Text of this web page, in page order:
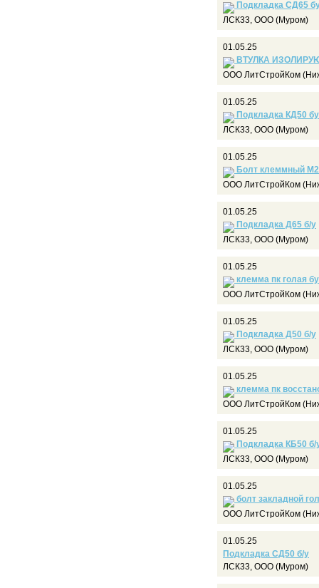
Подкладка СД65
ЛСК33, ООО (Муром)
01.05.25
ВТУЛКА
ООО ЛитСтройКом
01.05.25
Подкладка КД50 бу
ЛСК33, ООО (Муром)
01.05.25
Болт клеммный
ООО ЛитСтройКом
01.05.25
Подкладка Д65 б/у
ЛСК33, ООО (Муром)
01.05.25
клемма пк голая бу
ООО ЛитСтройКом
01.05.25
Подкладка Д50 б/у
ЛСК33, ООО (Муром)
01.05.25
клемма пк
ООО ЛитСтройКом
01.05.25
Подкладка КБ50 б/
ЛСК33, ООО (Муром)
01.05.25
болт закладной
ООО ЛитСтройКом
01.05.25
Подкладка СД50 б/у
ЛСК33, ООО (Муром)